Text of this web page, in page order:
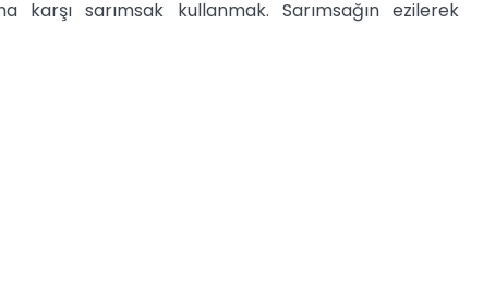
sarımsak kullanmak. Sarımsağın ezilerek